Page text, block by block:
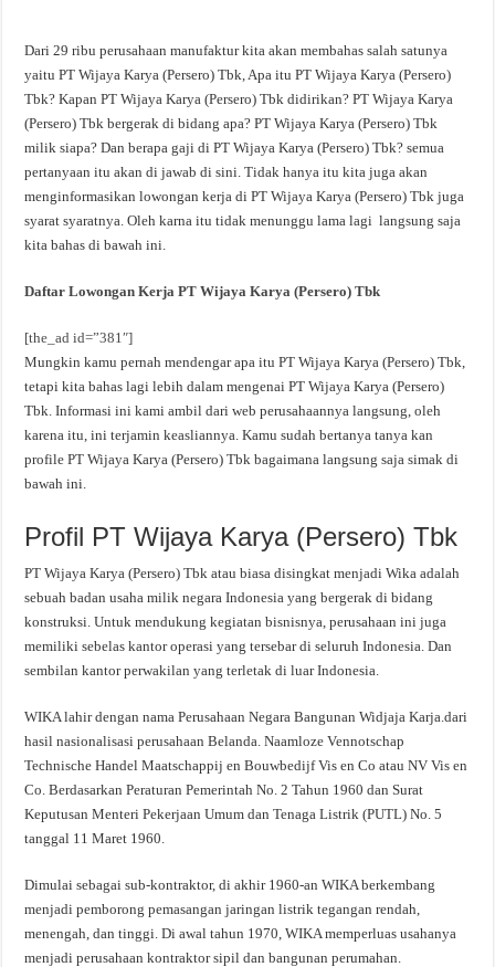
Dari 29 ribu perusahaan manufaktur kita akan membahas salah satunya
yaitu PT Wijaya Karya (Persero) Tbk, Apa itu PT Wijaya Karya (Persero)
Tbk? Kapan PT Wijaya Karya (Persero) Tbk didirikan? PT Wijaya Karya
(Persero) Tbk bergerak di bidang apa? PT Wijaya Karya (Persero) Tbk
milik siapa? Dan berapa gaji di PT Wijaya Karya (Persero) Tbk? semua
pertanyaan itu akan di jawab di sini. Tidak hanya itu kita juga akan
menginformasikan lowongan kerja di PT Wijaya Karya (Persero) Tbk juga
syarat syaratnya. Oleh karna itu tidak menunggu lama lagi langsung saja
kita bahas di bawah ini.
Daftar Lowongan Kerja PT Wijaya Karya (Persero) Tbk
[the_ad id=”381″]
Mungkin kamu pernah mendengar apa itu PT Wijaya Karya (Persero) Tbk,
tetapi kita bahas lagi lebih dalam mengenai PT Wijaya Karya (Persero)
Tbk. Informasi ini kami ambil dari web perusahaannya langsung, oleh
karena itu, ini terjamin keasliannya. Kamu sudah bertanya tanya kan
profile PT Wijaya Karya (Persero) Tbk bagaimana langsung saja simak di
bawah ini.
Profil PT Wijaya Karya (Persero) Tbk
PT Wijaya Karya (Persero) Tbk atau biasa disingkat menjadi Wika adalah
sebuah badan usaha milik negara Indonesia yang bergerak di bidang
konstruksi. Untuk mendukung kegiatan bisnisnya, perusahaan ini juga
memiliki sebelas kantor operasi yang tersebar di seluruh Indonesia. Dan
sembilan kantor perwakilan yang terletak di luar Indonesia.
WIKA lahir dengan nama Perusahaan Negara Bangunan Widjaja Karja.dari
hasil nasionalisasi perusahaan Belanda. Naamloze Vennotschap
Technische Handel Maatschappij en Bouwbedijf Vis en Co atau NV Vis en
Co. Berdasarkan Peraturan Pemerintah No. 2 Tahun 1960 dan Surat
Keputusan Menteri Pekerjaan Umum dan Tenaga Listrik (PUTL) No. 5
tanggal 11 Maret 1960.
Dimulai sebagai sub-kontraktor, di akhir 1960-an WIKA berkembang
menjadi pemborong pemasangan jaringan listrik tegangan rendah,
menengah, dan tinggi. Di awal tahun 1970, WIKA memperluas usahanya
menjadi perusahaan kontraktor sipil dan bangunan perumahan.